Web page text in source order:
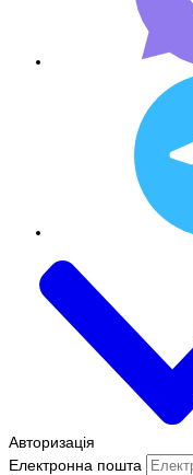
Авторизація
Електронна пошта